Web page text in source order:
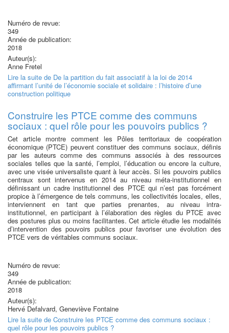
Numéro de revue:
349
Année de publication:
2018
Auteur(s):
Anne Fretel
Lire la suite de De la partition du fait associatif à la loi de 2014
affirmant l’unité de l’économie sociale et solidaire : l’histoire d’une
construction politique
Construire les PTCE comme des communs
sociaux : quel rôle pour les pouvoirs publics ?
Cet article montre comment les Pôles territoriaux de coopération
économique (PTCE) peuvent constituer des communs sociaux, définis
par les auteurs comme des communs associés à des ressources
sociales telles que la santé, l’emploi, l’éducation ou encore la culture,
avec une visée universaliste quant à leur accès. Si les pouvoirs publics
centraux sont intervenus en 2014 au niveau méta-institutionnel en
définissant un cadre institutionnel des PTCE qui n’est pas forcément
propice à l’émergence de tels communs, les collectivités locales, elles,
interviennent en tant que parties prenantes, au niveau intra-
institutionnel, en participant à l’élaboration des règles du PTCE avec
des postures plus ou moins facilitantes. Cet article étudie les modalités
d’intervention des pouvoirs publics pour favoriser une évolution des
PTCE vers de véritables communs sociaux.
Numéro de revue:
349
Année de publication:
2018
Auteur(s):
Hervé Defalvard, Geneviève Fontaine
Lire la suite de Construire les PTCE comme des communs sociaux :
quel rôle pour les pouvoirs publics ?